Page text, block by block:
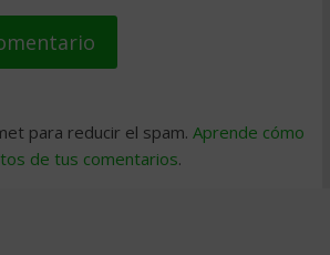
para reducir el spam. Aprende cómo
de tus comentarios.